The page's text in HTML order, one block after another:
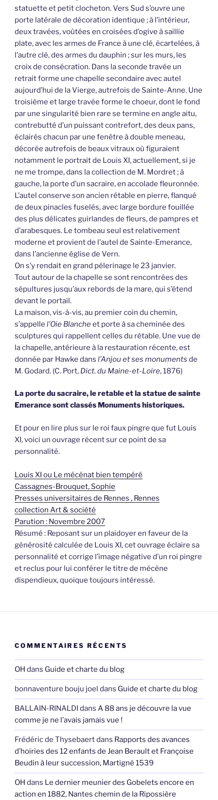
statuette et petit clocheton. Vers Sud s’ouvre une
porte latérale de décoration identique ; à l’intérieur,
deux travées, voûtées en croisées d’ogive à saillie
plate, avec les armes de France à une clé, écartelées, à
l’autre clé, des armes du dauphin ; sur les murs, les
croix de consécration. Dans la seconde travée un
retrait forme une chapelle secondaire avec autel
aujourd’hui de la Vierge, autrefois de Sainte-Anne. Une
troisième et large travée forme le choeur, dont le fond
par une singularité bien rare se termine en angle aitu,
contrebutté d’un puissant contrefort, des deux pans,
éclairés chacun par une fenêtre à double meneau,
décorée autrefois de beaux vitraux où figuraient
notamment le portrait de Louis XI, actuellement, si je
ne me trompe, dans la collection de M. Mordret ; à
gauche, la porte d’un sacraire, en accolade fleuronnée.
L’autel conserve son ancien rétable en pierre, flanqué
de deux pinacles fuselés, avec large bordure fouillée
des plus délicates guirlandes de fleurs, de pampres et
d’arabesques. Le tombeau seul est relativement
moderne et provient de l’autel de Sainte-Emerance,
dans l’ancienne église de Vern.
On s’y rendait en grand pélerinage le 23 janvier.
Tout autour de la chapelle se sont rencontrées des
sépultures jusqu’aux rebords de la mare, qui s’étend
devant le portail.
La maison, vis-à-vis, au premier coin du chemin,
s’appelle l’Oie Blancheet porte à sa cheminée des
sculptures qui rappellent celles du rétable. Une vue de
la chapelle, antérieure à la restauration récente, est
donnée par Hawke dans l’Anjou et ses monuments de
M. Godard. (C. Port, Dict. du Maine-et-Loire, 1876)
La porte du sacraire, le retable et la statue de sainte
Emerance sont classés Monuments historiques.
Et pour en lire plus sur le roi faux pingre que fut Louis
XI, voici un ouvrage récent sur ce point de sa
personnalité.
Louis XI ou Le mécénat bien tempéré
Cassagnes-Brouquet, Sophie
Presses universitaires de Rennes , Rennes
collection Art & société
Parution : Novembre 2007
Résumé : Reposant sur un plaidoyer en faveur de la
générosité calculée de Louis XI, cet ouvrage éclaire sa
personnalité et corrige l’image négative d’un roi pingre
et reclus pour lui conférer le titre de mécène
dispendieux, quoique toujours intéressé.
COMMENTAIRES RÉCENTS
OH dans Guide et charte du blog
bonnaventure bouju joel dans Guide et charte du blog
BALLAIN-RINALDI dans A 88 ans je découvre la vue
comme je ne l’avais jamais vue !
Frédéric de Thysebaertdans Rapports des avances
d’hoiries des 12 enfants de Jean Berault et Françoise
Beudin à leur succession, Martigné 1539
OH dans Le dernier meunier des Gobelets encore en
action en 1882, Nantes chemin de la Ripossière